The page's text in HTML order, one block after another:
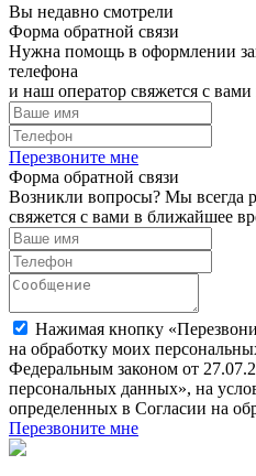
Вы недавно смотрели
Форма обратной связи
Нужна помощь в оформлении
телефона
и наш оператор свяжется с
Перезвоните мне
Форма обратной связи
Возникли вопросы? Мы всегда
свяжется с вами в ближайшее
Нажимая кнопку
на обработку моих
Федеральным законом от
персональных данных», на
определенных в Согласии на
Перезвоните мне